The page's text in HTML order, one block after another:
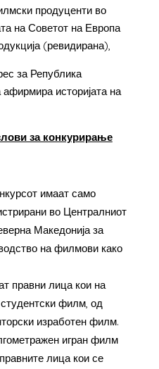
продуценти во
на Советот на Европа
(ревидирана),
за Република
афирмира историјата на
за конкурирање
имаат само
во Централниот
Македонија за
на филмови како
правни лица кои на
филм, од
изработен филм.
игран филм
лица кои се